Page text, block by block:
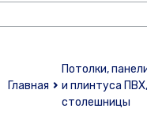
Главная
Потолки,
и плинтуса ПВХ,
столешницы